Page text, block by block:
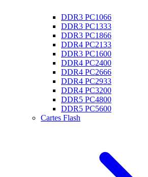
DDR3 PC1066
DDR3 PC1333
DDR3 PC1866
DDR4 PC2133
DDR3 PC1600
DDR4 PC2400
DDR4 PC2666
DDR4 PC2933
DDR4 PC3200
DDR5 PC4800
DDR5 PC5600
Cartes Flash